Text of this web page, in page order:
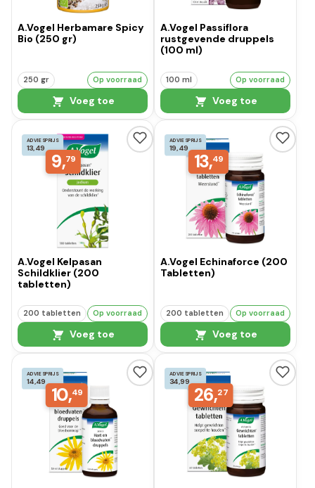
A.Vogel Herbamare Spicy
Bio (250 gr)
250 gr Op voorraad
Voeg toe
A.Vogel Passiflora
rustgevende druppels
(100 ml)
100 ml Op voorraad
Voeg toe
ADVIESPRIJS
13,49
9,79
A.Vogel Kelpasan
Schildklier (200
tabletten)
200 tabletten Op voorraad
Voeg toe
ADVIESPRIJS
19,49
13,49
A.Vogel Echinaforce (200
Tabletten)
200 tabletten Op voorraad
Voeg toe
ADVIESPRIJS
14,49
10,49
ADVIESPRIJS
34,99
26,27